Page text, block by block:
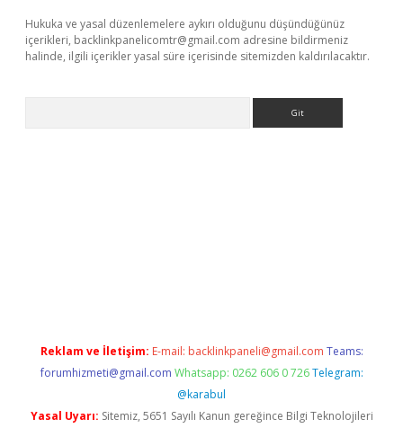
Hukuka ve yasal düzenlemelere aykırı olduğunu düşündüğünüz
içerikleri, backlinkpanelicomtr@gmail.com adresine bildirmeniz
halinde, ilgili içerikler yasal süre içerisinde sitemizden kaldırılacaktır.
Reklam ve İletişim: E-mail: backlinkpaneli@gmail.com Teams:
forumhizmeti@gmail.com Whatsapp: 0262 606 0 726 Telegram:
@karabul
Yasal Uyarı: Sitemiz, 5651 Sayılı Kanun gereğince Bilgi Teknolojileri